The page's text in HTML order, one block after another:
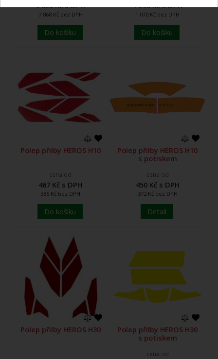
9 520 Kč s DPH
7 868 Kč bez DPH
Do košíku
1 295 Kč s DPH
1 070 Kč bez DPH
Do košíku
Polep přilby HEROS H10
cena od
467 Kč s DPH
386 Kč bez DPH
Do košíku
Polep přilby HEROS H10
s potiskem
cena od
450 Kč s DPH
372 Kč bez DPH
Detail
Polep přilby HEROS H30
Polep přilby HEROS H30
s potiskem
cena od